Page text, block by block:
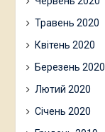
Травень 2020
Квітень 2020
Березень 2020
Лютий 2020
Січень 2020